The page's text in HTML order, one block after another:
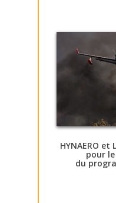
HYNAERO et
pour
du